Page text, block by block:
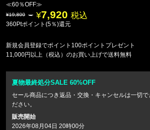
≪60％OFF≫
19,800 7,920 税込
360Ptポイント(5％)還元
新規会員登録でポイント100ポイントプレゼント
11,000円以上（税込）のお買い上げで送料無料
夏物最終処分SALE 60%OFF
セール商品につき返品・交換・キャンセルは一切で
ださい。
販売開始
2026年08月04日 20時00分